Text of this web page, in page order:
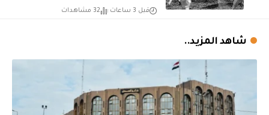
قبل 3 ساعات 32 مشاهدات
شاهد المزيد..